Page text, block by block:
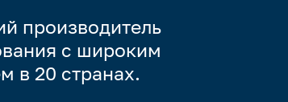
производитель
с широким
в 20 странах.